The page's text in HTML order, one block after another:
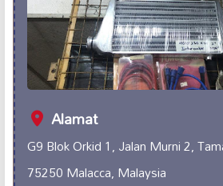
Alamat
G9 Blok Orkid 1, Jalan Murni 2,
75250 Malacca, Malaysia